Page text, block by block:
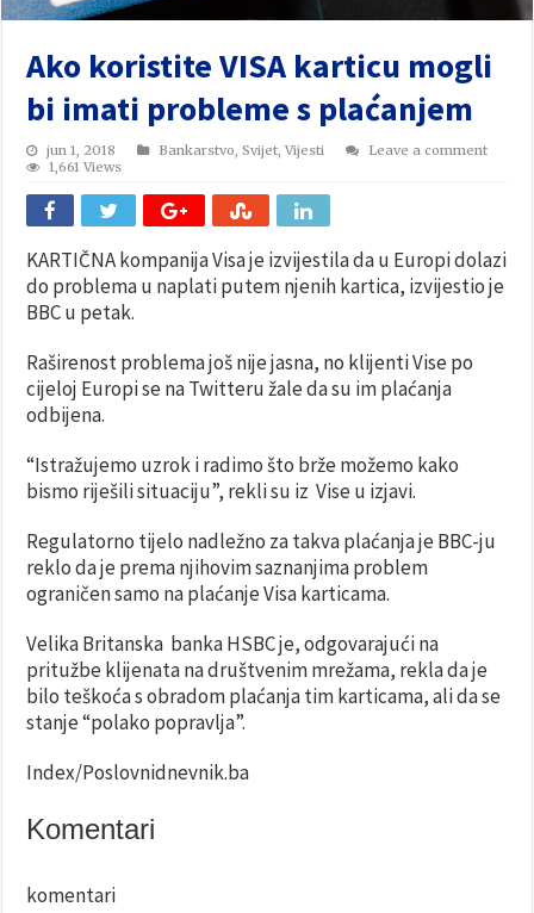
Ako koristite VISA karticu mogli
bi imati probleme s plaćanjem
jun 1, 2018 Bankarstvo,Svijet,Vijesti
Leave a comment
1,661 Views
KARTIČNA kompanija Visa je izvijestila da u Europi dolazi
do problema u naplati putem njenih kartica, izvijestio je
BBC u petak.
Raširenost problema još nije jasna, no klijenti Vise po
cijeloj Europi se na Twitteru žale da su im plaćanja
odbijena.
“Istražujemo uzrok i radimo što brže možemo kako
bismo riješili situaciju”, rekli su iz Vise u izjavi.
Regulatorno tijelo nadležno za takva plaćanja je BBC-ju
reklo da je prema njihovim saznanjima problem
ograničen samo na plaćanje Visa karticama.
Velika Britanska banka HSBC je, odgovarajući na
pritužbe klijenata na društvenim mrežama, rekla da je
bilo teškoća s obradom plaćanja tim karticama, ali da se
stanje “polako popravlja”.
Index/Poslovnidnevnik.ba
Komentari
komentari